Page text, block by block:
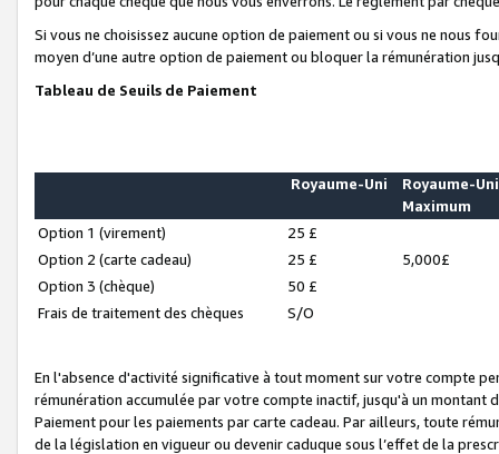
Si vous ne choisissez aucune option de paiement ou si vous ne nous
moyen d’une autre option de paiement ou bloquer la rémunération
Tableau de Seuils de Paiement
Royaume-Uni
Royaume-Uni
Maximum
Option 1 (virement)
25 £
Option 2 (carte cadeau)
25 £
5,000£
Option 3 (chèque)
50 £
Frais de traitement des chèques
S/O
En l'absence d'activité significative à tout moment sur votre compte
rémunération accumulée par votre compte inactif, jusqu'à un montant
Paiement pour les paiements par carte cadeau. Par ailleurs, toute
de la législation en vigueur ou devenir caduque sous l’effet de la